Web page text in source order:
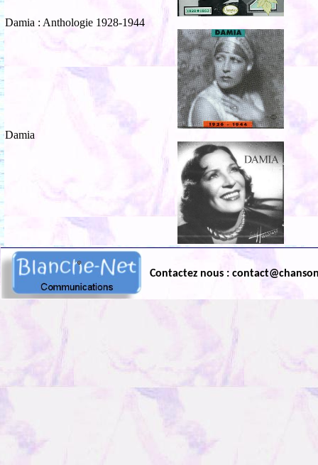
Damia : Anthologie 1928-1944
Damia
Contactez nous :